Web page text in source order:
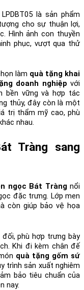
LPDBT05 là sản phẩm
cho sự thuận lợi,
Hình ảnh con thuyền
phục, vượt qua thử
làm quà tặng khai
doanh nghiệp với
bền vững và hợp tác
thủy, đây còn là một
trị thẩm mỹ cao, phù
nhau.
Tràng sang
ngọc Bát Tràng nổi
đặc trưng. Lớp men
còn giúp bảo vệ họa
phù hợp trưng bày
Khi đi kèm chân đế
quà tặng gốm sứ
trình sản xuất nghiêm
bảo tiêu chuẩn của
nay.